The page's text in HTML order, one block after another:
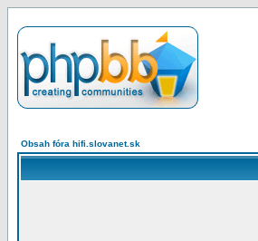
Obsah fóra hifi.slovanet.sk